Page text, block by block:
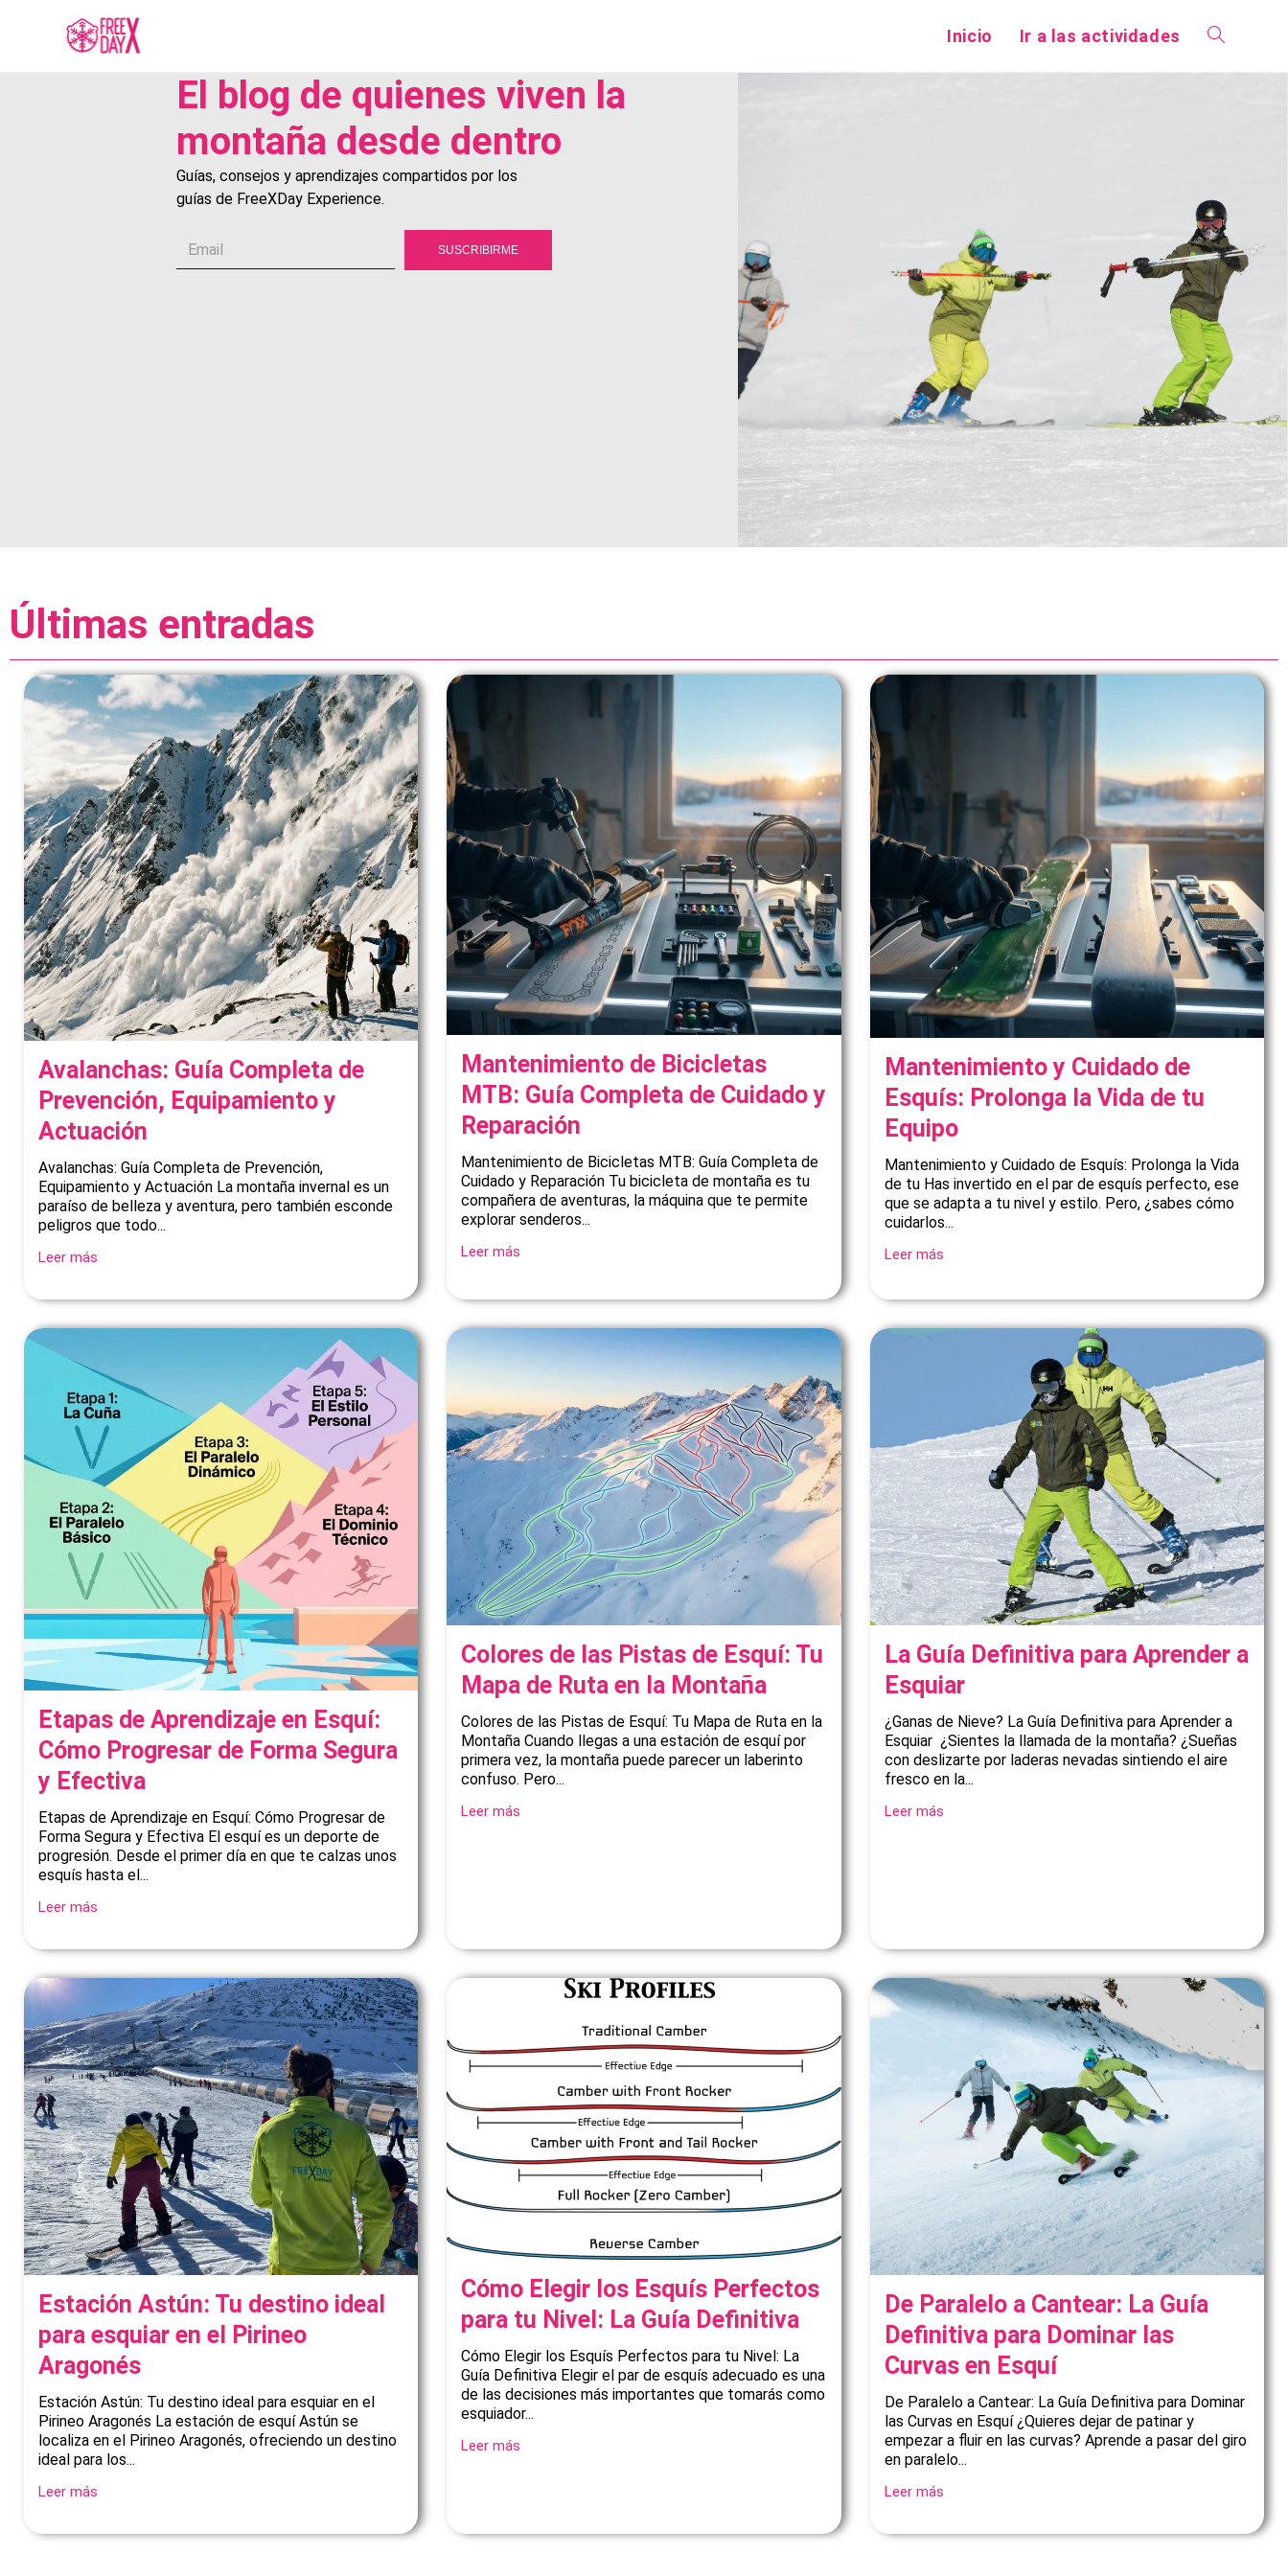
Inicio Ir a las actividades
El blog de quienes viven la
montaña desde dentro
Guías, consejos y aprendizajes compartidos por los
guías de FreeXDay Experience.
SUSCRIBIRME
Últimas entradas
Avalanchas: Guía Completa de
Prevención, Equipamiento y
Actuación
Avalanchas: Guía Completa de Prevención,
Equipamiento y Actuación La montaña invernal es un
paraíso de belleza y aventura, pero también esconde
peligros que todo...
Leer más
Mantenimiento de Bicicletas
MTB: Guía Completa de Cuidado y
Reparación
Mantenimiento de Bicicletas MTB: Guía Completa de
Cuidado y Reparación Tu bicicleta de montaña es tu
compañera de aventuras, la máquina que te permite
explorar senderos...
Leer más
Mantenimiento y Cuidado de
Esquís: Prolonga la Vida de tu
Equipo
Mantenimiento y Cuidado de Esquís: Prolonga la Vida
de tu Has invertido en el par de esquís perfecto, ese
que se adapta a tu nivel y estilo. Pero, ¿sabes cómo
cuidarlos...
Leer más
Etapas de Aprendizaje en Esquí:
Cómo Progresar de Forma Segura
y Efectiva
Etapas de Aprendizaje en Esquí: Cómo Progresar de
Forma Segura y Efectiva El esquí es un deporte de
progresión. Desde el primer día en que te calzas unos
esquís hasta el...
Leer más
Colores de las Pistas de Esquí: Tu
Mapa de Ruta en la Montaña
Colores de las Pistas de Esquí: Tu Mapa de Ruta en la
Montaña Cuando llegas a una estación de esquí por
primera vez, la montaña puede parecer un laberinto
confuso. Pero...
Leer más
La Guía Definitiva para Aprender a
Esquiar
¿Ganas de Nieve? La Guía Definitiva para Aprender a
Esquiar ¿Sientes la llamada de la montaña? ¿Sueñas
con deslizarte por laderas nevadas sintiendo el aire
fresco en la...
Leer más
Estación Astún: Tu destino ideal
para esquiar en el Pirineo
Aragonés
Estación Astún: Tu destino ideal para esquiar en el
Pirineo Aragonés La estación de esquí Astún se
localiza en el Pirineo Aragonés, ofreciendo un destino
ideal para los...
Leer más
Cómo Elegir los Esquís Perfectos
para tu Nivel: La Guía Definitiva
Cómo Elegir los Esquís Perfectos para tu Nivel: La
Guía Definitiva Elegir el par de esquís adecuado es una
de las decisiones más importantes que tomarás como
esquiador...
Leer más
De Paralelo a Cantear: La Guía
Definitiva para Dominar las
Curvas en Esquí
De Paralelo a Cantear: La Guía Definitiva para Dominar
las Curvas en Esquí ¿Quieres dejar de patinar y
empezar a fluir en las curvas? Aprende a pasar del giro
en paralelo...
Leer más